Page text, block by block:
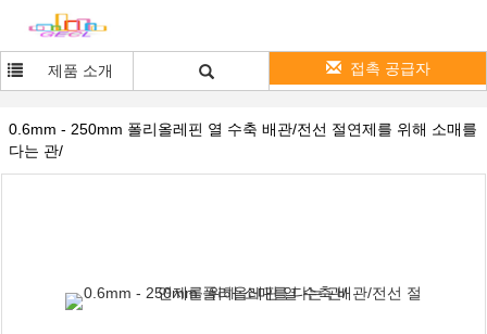
제품 소개 접촉 공급자
0.6mm - 250mm 폴리올레핀 열 수축 배관/전선 절연제를 위해 소매를
다는 관/